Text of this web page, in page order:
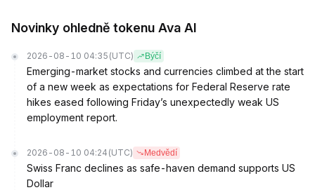
Novinky ohledně tokenu Ava AI
2026-08-10 04:35 (UTC) Býčí
Emerging-market stocks and currencies climbed at the start
of a new week as expectations for Federal Reserve rate
hikes eased following Friday’s unexpectedly weak US
employment report.
2026-08-10 04:24 (UTC) Medvědí
Swiss Franc declines as safe-haven demand supports US
Dollar